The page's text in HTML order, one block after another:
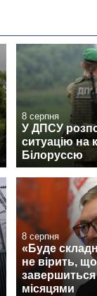
8 серпня
У ДПСУ
ситуацію на
Білоруссю
8 серпня
«Буде
не вірить, що
місяцями